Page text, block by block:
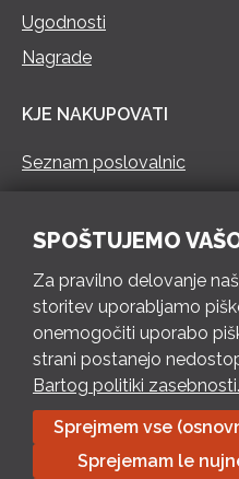
Ugodnosti
Nagrade
KJE NAKUPOVATI
Seznam poslovalnic
PON – PET 8 – 18 h / SOB
Pošlji e-mail
Izpolni kontaktni obrazec
Bartog d.o.o. Trebnje | ID:
8174 248, Banka Intesa
SPOŠTUJEMO
Za pravilno delovanje
storitev uporabljamo
onemogočiti uporabo
strani postanejo
Bartog politiki zasebnosti.
Sprejmem vse
Sprejemam le